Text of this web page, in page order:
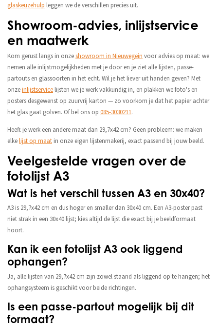
glaskeuzehulp leggen we de verschillen precies uit.
Showroom-advies, inlijstservice
en maatwerk
Kom gerust langs in onzeshowroom in Nieuwegein voor advies op maat: we
nemen alle inlijstmogelijkheden met je door en je ziet alle lijsten, passe-
partouts en glassoorten in het echt. Wil je het liever uit handen geven? Met
onzeinlijstservicelijsten we je werk vakkundig in, en plakken we foto's en
posters desgewenst op zuurvrij karton — zo voorkom je dat het papier achter
het glas gaat golven. Of bel ons op 085-3030211.
Heeft je werk een andere maat dan 29,7x42 cm? Geen probleem: we maken
elkelijst op maatin onze eigen lijstenmakerij, exact passend bij jouw beeld.
Veelgestelde vragen over de
fotolijst A3
Wat is het verschil tussen A3 en 30x40?
A3 is 29,7x42 cm en dus hoger en smaller dan 30x40 cm. Een A3-poster past
niet strak in een 30x40 lijst; kies altijd de lijst die exact bij je beeldformaat
hoort.
Kan ik een fotolijst A3 ook liggend
ophangen?
Ja, alle lijsten van 29,7x42 cm zijn zowel staand als liggend op te hangen; het
ophangsysteem is geschikt voor beide richtingen.
Is een passe-partout mogelijk bij dit
formaat?